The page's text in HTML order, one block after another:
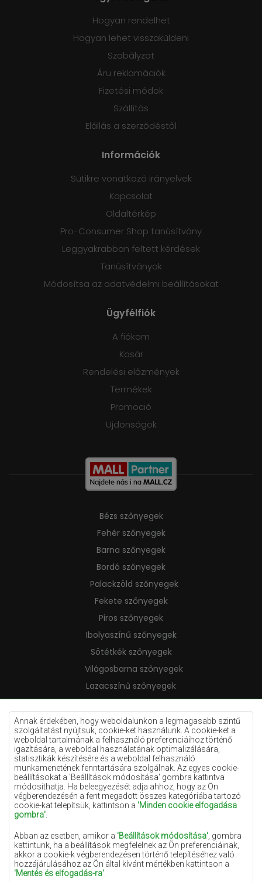
Annak érdekében, hogy weboldalunkon a legmagasabb szintű
szolgáltatást nyújtsuk, cookie-ket használunk. A cookie-ket a
weboldal tartalmának a felhasználó preferenciáihoz történő
igazítására, a weboldal használatának optimalizálására,
statisztikák készítésére és a weboldal felhasználó
munkamenetének fenntartására szolgálnak. Az egyes cookie-
beállításokat a 'Beállítások módosítása' gombra kattintva
módosíthatja. Ha beleegyezését adja ahhoz, hogy az Ön
végberendezésén a fent megadott összes kategóriába tartozó
cookie-kat telepítsük, kattintson a 'Minden cookie elfogadása
gombra'
Abban az esetben, amikor a 'Beállítások módosítása' , gombra
kattintunk, ha a beállítások megfelelnek az Ön preferenciáinak,
akkor a cookie-k végberendezésen történő telepítéséhez való
hozzájárulásához az Ön által kívánt mértékben kattintson a
'Mentés és elfogadás-ra'
Hogyan rendelhet
Hogyan lehet visszaküldeni
Szabályzat
Áru reklamációk
Fizetési módok
Szállítás
Elállás a szerződéstől
Információk
Sütikre vonatkozó irányelvek
Kapcsolat
Oldaltérkép
Pro-Consumer Shop tanúsítvány
Leggyakrabban feltett kérdések
Tanúsítványok
Módosítsa az adatvédelmi beállításokat
Ügyfélfiók
A fiókom
Kosár
Rendelési előzmények
Termékek
Promoció
Ujdonságok
Bézs szőnyegek
Fehér szőnyegek
Barna szőnyegek
Bordó szőnyegek
Palackzöld szőnyegek
Fekete szőnyegek
Piros szőnyegek
Ibolyaszínű szőnyegek
Sötétkék szőnyegek
Világosbarna szőnyegek
Lazacszínű szőnyegek
Krémszínű szőnyegek
Lila szőnyegek
Sárga szőnyegek
Mentaszínű szőnyegek
Világoskék szőnyegek
Narancssárga szőnyegek
Rózsaszín szőnyegek
Terrakotta szőnyegek
Zöld szőnyegek
Arany szőnyegek